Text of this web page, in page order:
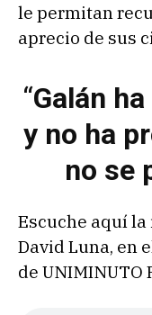
le permitan
aprecio de sus
“Galán
y no ha
no se
Escuche aquí
David Luna, en
de UNIMINUTO